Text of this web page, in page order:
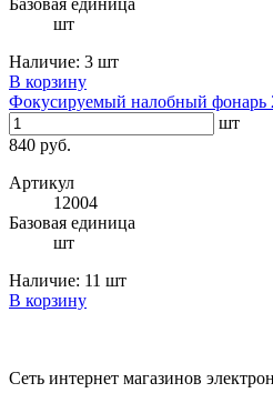
шт
Наличие: 3 шт
В корзину
Фокусируемый налобный фонарь
шт
840 руб.
Артикул
12004
Базовая единица
шт
Наличие: 11 шт
В корзину
Сеть интернет магазинов